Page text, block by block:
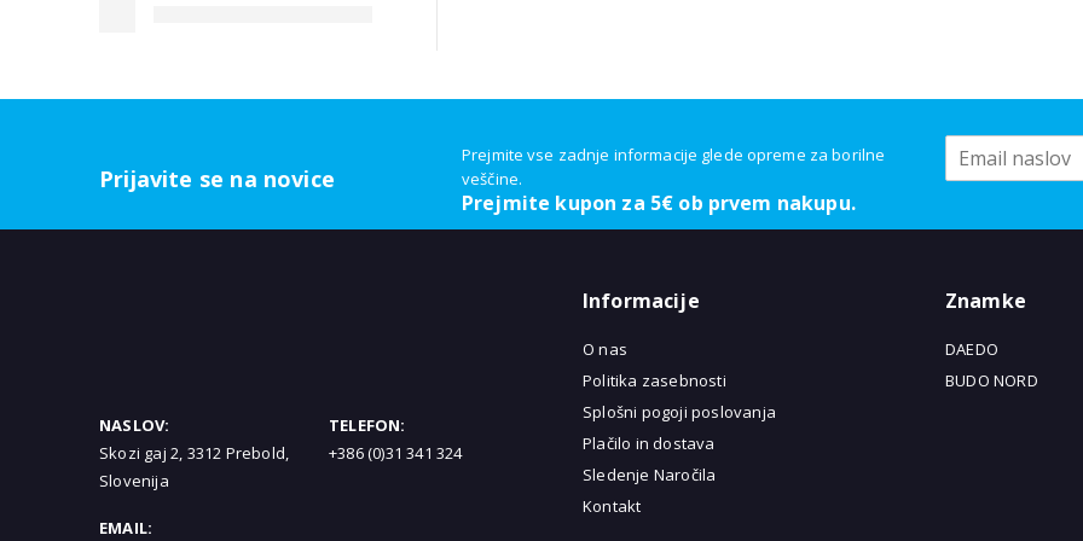
Prijavite se na novice
Prejmite vse zadnje informacije glede opreme za borilne
veščine.
Prejmite kupon za 5€ ob prvem nakupu.
NASLOV:
Skozi gaj 2, 3312 Prebold,
Slovenija
TELEFON:
+386 (0)31 341 324
EMAIL:
Informacije
O nas
Politika zasebnosti
Splošni pogoji poslovanja
Plačilo in dostava
Sledenje Naročila
Kontakt
Znamke
DAEDO
BUDO NORD